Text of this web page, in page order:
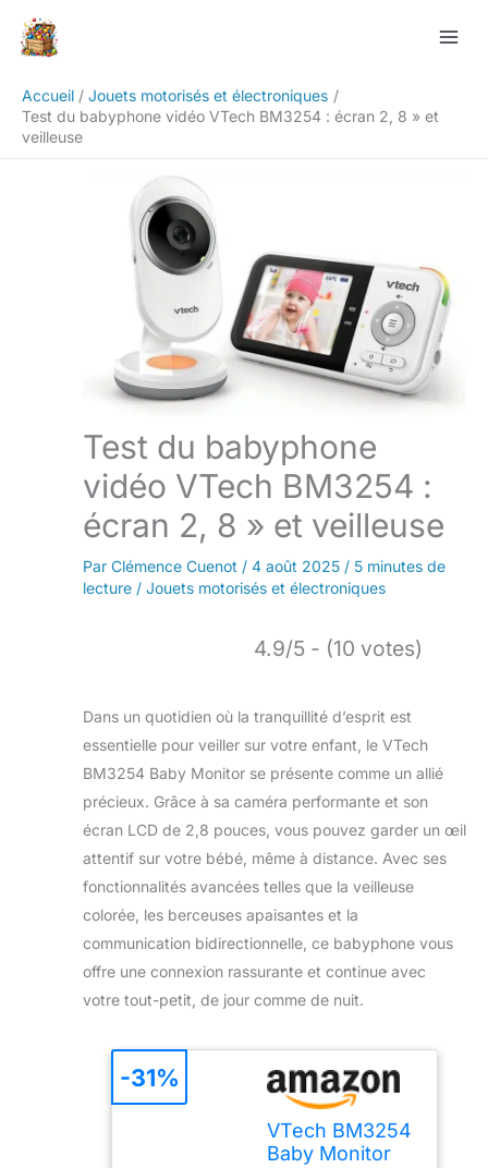
Accueil
Jouets motorisés et électroniques
Test du babyphone vidéo VTech BM3254 : écran 2, 8 » et
veilleuse
Test du babyphone
vidéo VTech BM3254 :
écran 2, 8 » et veilleuse
Par Clémence Cuenot / 4 août 2025 / 5 minutes de
lecture / Jouets motorisés et électroniques
4.9/5 - (10 votes)
Dans un quotidien où la tranquillité d’esprit est
essentielle pour veiller sur votre enfant, le VTech
BM3254 Baby Monitor se présente comme un allié
précieux. Grâce à sa caméra performante et son
écran LCD de 2,8 pouces, vous pouvez garder un œil
attentif sur votre bébé, même à distance. Avec ses
fonctionnalités avancées telles que la veilleuse
colorée, les berceuses apaisantes et la
communication bidirectionnelle, ce babyphone vous
offre une connexion rassurante et continue avec
votre tout-petit, de jour comme de nuit.
VTech BM3254
Baby Monitor
-31%
Rechercher